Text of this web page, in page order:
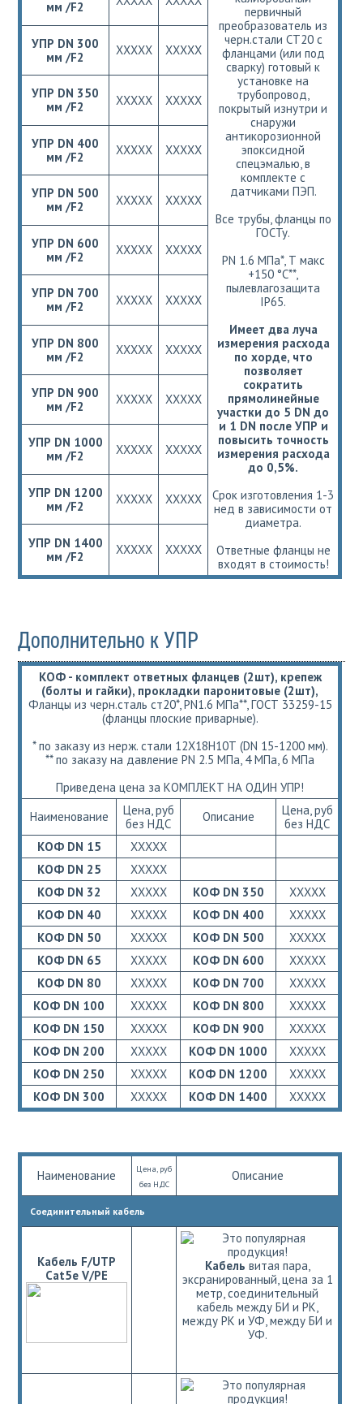
первичный
преобразователь из
черн.стали СТ20 с
фланцами (или под
сварку) готовый к
установке на
трубопровод,
покрытый изнутри и
снаружи
антикорозионной
эпоксидной
спецэмалью, в
комплекте с
датчиками ПЭП.
Все трубы, фланцы по
ГОСТу.
РN 1.6 МПа*, Т макс
+150 °С**,
пылевлагозащита
IP65.
Имеет два луча
измерения расхода
по хорде, что
позволяет
сократить
прямолинейные
участки до 5 DN до
и 1 DN после УПР и
повысить точность
измерения расхода
до 0,5%.
Срок изготовления 1-3
нед в зависимости от
диаметра.
Ответные фланцы не
входят в стоимость!
мм /F2
УПР DN 300
мм /F2
ХХХХХ ХХХХХ
УПР DN 350
мм /F2
ХХХХХ ХХХХХ
УПР DN 400
мм /F2
ХХХХХ ХХХХХ
УПР DN 500
мм /F2
ХХХХХ ХХХХХ
УПР DN 600
мм /F2
ХХХХХ ХХХХХ
УПР DN 700
мм /F2
ХХХХХ ХХХХХ
УПР DN 800
мм /F2
ХХХХХ ХХХХХ
УПР DN 900
мм /F2
ХХХХХ ХХХХХ
УПР DN 1000
мм /F2
ХХХХХ ХХХХХ
УПР DN 1200
мм /F2
ХХХХХ ХХХХХ
УПР DN 1400
мм /F2
ХХХХХ ХХХХХ
Дополнительно к УПР
КОФ - комплект ответных фланцев (2шт), крепеж
(болты и гайки), прокладки паронитовые (2шт),
Фланцы из черн.сталь ст20*, РN1.6 МПа**, ГОСТ 33259-15
(фланцы плоские приварные).
* по заказу из нерж. стали 12Х18Н10Т (DN 15-1200 мм).
** по заказу на давление PN 2.5 МПа, 4 МПа, 6 МПа
Приведена цена за КОМПЛЕКТ НА ОДИН УПР!
Наименование
Цена, руб
без НДС
Описание
Цена, руб
без НДС
КОФ DN 15
ХХХХХ
КОФ DN 25
ХХХХХ
КОФ DN 32
ХХХХХ КОФ DN 350
ХХХХХ
КОФ DN 40
ХХХХХ КОФ DN 400
ХХХХХ
КОФ DN 50
ХХХХХ КОФ DN 500
ХХХХХ
КОФ DN 65
ХХХХХ КОФ DN 600
ХХХХХ
КОФ DN 80
ХХХХХ КОФ DN 700
ХХХХХ
КОФ DN 100
ХХХХХ КОФ DN 800
ХХХХХ
КОФ DN 150
ХХХХХ КОФ DN 900
ХХХХХ
КОФ DN 200
ХХХХХ КОФ DN 1000
ХХХХХ
КОФ DN 250
ХХХХХ КОФ DN 1200
ХХХХХ
КОФ DN 300
ХХХХХ КОФ DN 1400 ХХХХХ
Наименование
Цена, руб
без НДС
Описание
Соединительный кабель
Кабель F/UTP
Cat5e V/PE
Кабель витая пара,
эксранированный, цена за 1
метр, соединительный
кабель между БИ и РК,
между РК и УФ, между БИ и
УФ.